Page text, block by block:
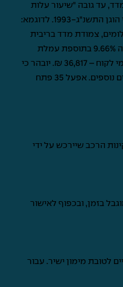
מדד, עד גובה "שיעור עלות
האשראי המרבי" בהתאם לחוק אשראי הוגן התשנ"ג-1993. לדוגמא:
על סך 30,000 ₪, ב- 55 תשלומים, צמודת מדד בריבית
בשיעור של 8.5%, העלות הכוללת תהיה 9.66% בתוספת עמלת
פתיחת תיק בסך 490 ₪. *סה"כ תשלומי לקוח – 36,817 ₪. יובהר כי
ההערכה כפופה לשינויים במדד ושינויים נוספים. אפעל 35 פתח
הרכב שיירכש על ידי
בזמן, ובכפוף לאישור
לטובת מימון ישיר. עבור